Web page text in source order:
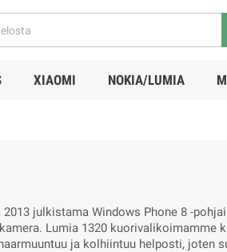
XIAOMI NOKIA/LUMIA
julkistama Windows Phone 8 -
Lumia 1320
ja kolhiintuu helposti, joten